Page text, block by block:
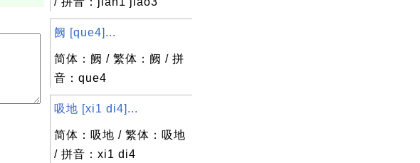
阙 [que4]...
简体：阙 / 繁体：阙 / 拼
音：que4
吸地 [xi1 di4]...
简体：吸地 / 繁体：吸地
/ 拼音：xi1 di4